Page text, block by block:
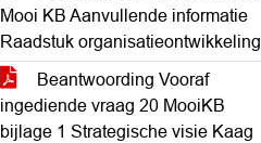
Mooi KB Aanvullende informatie
Raadstuk organisatieontwikkeling
Beantwoording Vooraf
ingediende vraag 20 MooiKB
bijlage 1 Strategische visie Kaag